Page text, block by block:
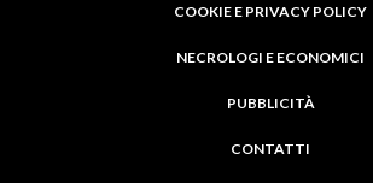
COOKIE E PRIVACY POLICY
NECROLOGI E ECONOMICI
PUBBLICITÀ
CONTATTI